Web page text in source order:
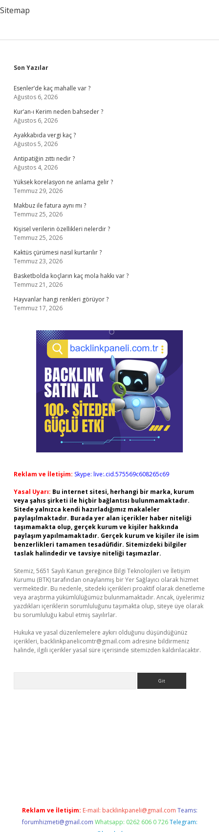
Sitemap
Sidebar
Son Yazılar
Esenler’de kaç mahalle var ?
Ağustos 6, 2026
Kur’an-ı Kerim neden bahseder ?
Ağustos 6, 2026
Ayakkabıda vergi kaç ?
Ağustos 5, 2026
Antipatiğin zıttı nedir ?
Ağustos 4, 2026
Yüksek korelasyon ne anlama gelir ?
Temmuz 29, 2026
Makbuz ile fatura aynı mı ?
Temmuz 25, 2026
Kişisel verilerin özellikleri nelerdir ?
Temmuz 25, 2026
Kaktüs çürümesi nasıl kurtarılır ?
Temmuz 23, 2026
Basketbolda koçların kaç mola hakkı var ?
Temmuz 21, 2026
Hayvanlar hangi renkleri görüyor ?
Temmuz 17, 2026
Reklam ve İletişim: Skype: live:.cid.575569c608265c69
Yasal Uyarı: Bu internet sitesi, herhangi bir marka, kurum
veya şahıs şirketi ile hiçbir bağlantısı bulunmamaktadır.
Sitede yalnızca kendi hazırladığımız makaleler
paylaşılmaktadır. Burada yer alan içerikler haber niteliği
taşımamakta olup, gerçek kurum ve kişiler hakkında
paylaşım yapılmamaktadır. Gerçek kurum ve kişiler ile isim
benzerlikleri tamamen tesadüfidir. Sitemizdeki bilgiler
taslak halindedir ve tavsiye niteliği taşımazlar.
Sitemiz, 5651 Sayılı Kanun gereğince Bilgi Teknolojileri ve İletişim
Kurumu (BTK) tarafından onaylanmış bir Yer Sağlayıcı olarak hizmet
vermektedir. Bu nedenle, sitedeki içerikleri proaktif olarak denetleme
veya araştırma yükümlülüğümüz bulunmamaktadır. Ancak, üyelerimiz
yazdıkları içeriklerin sorumluluğunu taşımakta olup, siteye üye olarak
bu sorumluluğu kabul etmiş sayılırlar.
Hukuka ve yasal düzenlemelere aykırı olduğunu düşündüğünüz
içerikleri, backlinkpanelicomtr@gmail.com adresine bildirmeniz
halinde, ilgili içerikler yasal süre içerisinde sitemizden kaldırılacaktır.
Reklam ve İletişim: E-mail: backlinkpaneli@gmail.com Teams:
forumhizmeti@gmail.com Whatsapp: 0262 606 0 726 Telegram: